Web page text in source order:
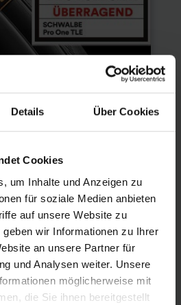
Details Über Cookies
Cookies
um Inhalte und Anzeigen zu
für soziale Medien anbieten
auf unsere Website zu
wir Informationen zu Ihrer
an unsere Partner für
und Analysen weiter. Unsere
möglicherweise mit
die Sie ihnen bereitgestellt
ONE
dem besten Tubeless Set-Up
verschiedene TLE